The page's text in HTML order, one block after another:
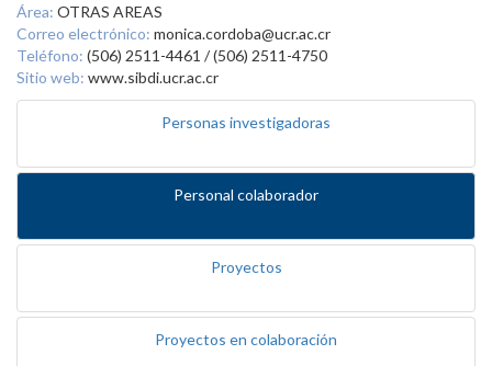
Área: OTRAS AREAS
Correo electrónico: monica.cordoba@ucr.ac.cr
Teléfono: (506) 2511-4461 / (506) 2511-4750
Sitio web: www.sibdi.ucr.ac.cr
Personas investigadoras
Personal colaborador
Proyectos
Proyectos en colaboración